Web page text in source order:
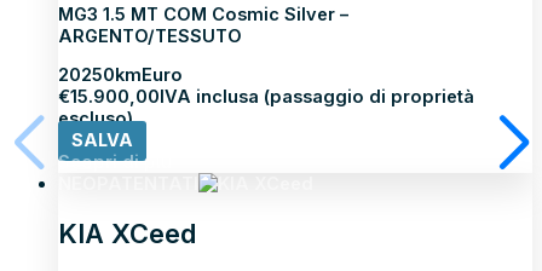
MG3 1.5 MT COM Cosmic Silver –
ARGENTO/TESSUTO
20250kmEuro
€15.900,00IVA inclusa (passaggio di proprietà
escluso)
SALVA
Scopri di più
KIA XCeed